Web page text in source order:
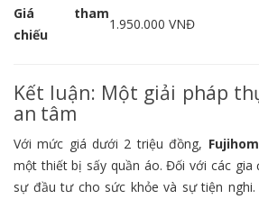
Giá tham
chiếu
1.950.000 VNĐ
Kết luận: Một giải pháp
an tâm
Với mức giá dưới 2 triệu đồng,
một thiết bị sấy quần áo. Đối với các gia
sự đầu tư cho sức khỏe và sự tiện